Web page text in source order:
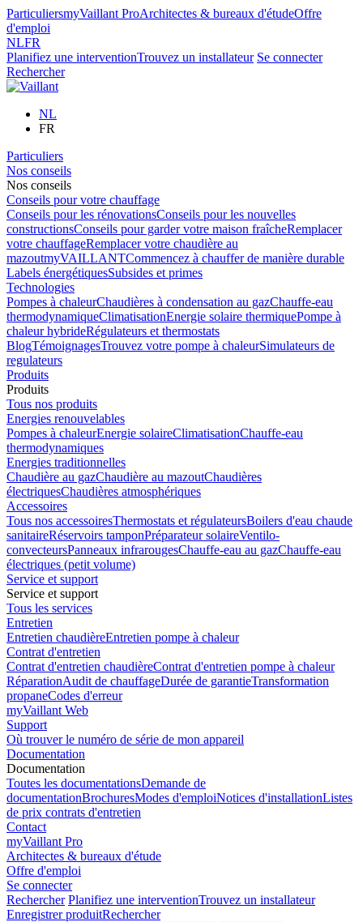
ParticuliersmyVaillant ProArchitectes & bureaux d'étudeOffre
d'emploi
NLFR
Planifiez une interventionTrouvez un installateur Se connecter
Rechercher
NL
FR
Particuliers
Nos conseils
Nos conseils
Conseils pour votre chauffage
Conseils pour les rénovationsConseils pour les nouvelles
constructionsConseils pour garder votre maison fraîcheRemplacer
votre chauffageRemplacer votre chaudière au
mazoutmyVAILLANTCommencez à chauffer de manière durable
Labels énergétiquesSubsides et primes
Technologies
Pompes à chaleurChaudières à condensation au gazChauffe-eau
thermodynamiqueClimatisationEnergie solaire thermiquePompe à
chaleur hybrideRégulateurs et thermostats
BlogTémoignagesTrouvez votre pompe à chaleurSimulateurs de
regulateurs
Produits
Produits
Tous nos produits
Energies renouvelables
Pompes à chaleurEnergie solaireClimatisationChauffe-eau
thermodynamiques
Energies traditionnelles
Chaudière au gazChaudière au mazoutChaudières
électriquesChaudières atmosphériques
Accessoires
Tous nos accessoiresThermostats et régulateursBoilers d'eau chaude
sanitaireRéservoirs tamponPréparateur solaireVentilo-
convecteursPanneaux infrarougesChauffe-eau au gazChauffe-eau
électriques (petit volume)
Service et support
Service et support
Tous les services
Entretien
Entretien chaudièreEntretien pompe à chaleur
Contrat d'entretien
Contrat d'entretien chaudièreContrat d'entretien pompe à chaleur
RéparationAudit de chauffageDurée de garantieTransformation
propaneCodes d'erreur
myVaillant Web
Support
Où trouver le numéro de série de mon appareil
Documentation
Documentation
Toutes les documentationsDemande de
documentationBrochuresModes d'emploiNotices d'installationListes
de prix contrats d'entretien
Contact
myVaillant Pro
Architectes & bureaux d'étude
Offre d'emploi
Se connecter
Rechercher Planifiez une interventionTrouvez un installateur
Enregistrer produitRechercher